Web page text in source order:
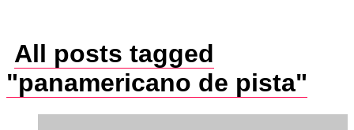
All posts tagged
"panamericano de pista"